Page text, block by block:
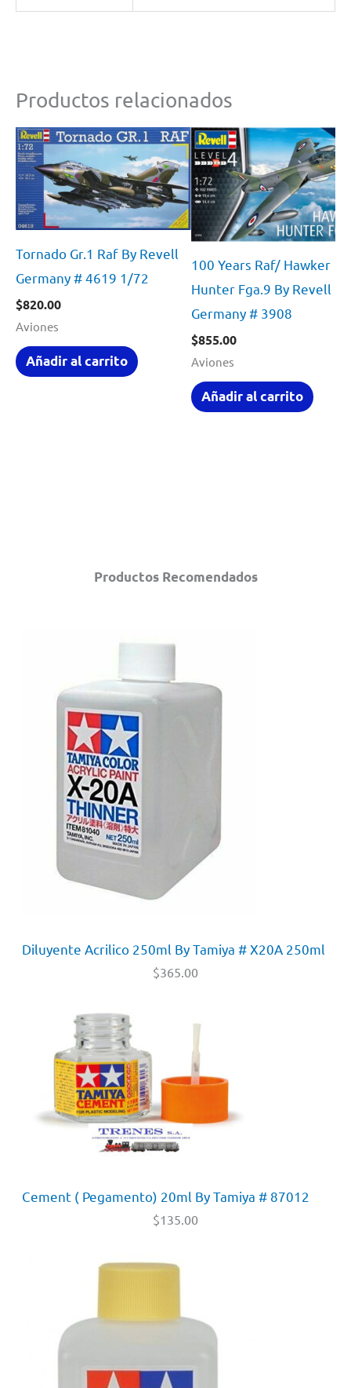
Productos Recomendados
Diluyente Acrilico 250ml By Tamiya # X20A 250ml
$365.00
Cement ( Pegamento) 20ml By Tamiya # 87012
$135.00
Productos relacionados
Tornado Gr.1 Raf By Revell
Germany # 4619 1/72
$820.00
Aviones
Añadir al carrito
100 Years Raf/ Hawker
Hunter Fga.9 By Revell
Germany # 3908
$855.00
Aviones
Añadir al carrito